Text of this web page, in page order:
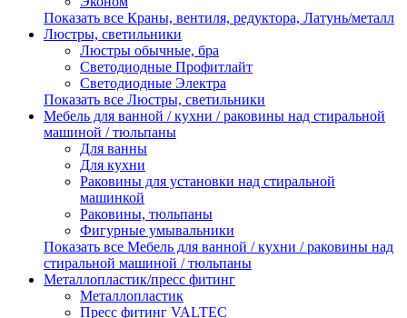
Показать все Краны, вентиля, редуктора, Латунь/металл
Люстры, светильники
Люстры обычные, бра
Светодиодные Профитлайт
Светодиодные Электра
Показать все Люстры, светильники
Мебель для ванной / кухни / раковины над стиральной
машиной / тюльпаны
Для ванны
Для кухни
Раковины для установки над стиральной
машинкой
Раковины, тюльпаны
Фигурные умывальники
Показать все Мебель для ванной / кухни / раковины над
стиральной машиной / тюльпаны
Металлопластик/пресс фитинг
Металлопластик
Пресс фитинг VALTEС